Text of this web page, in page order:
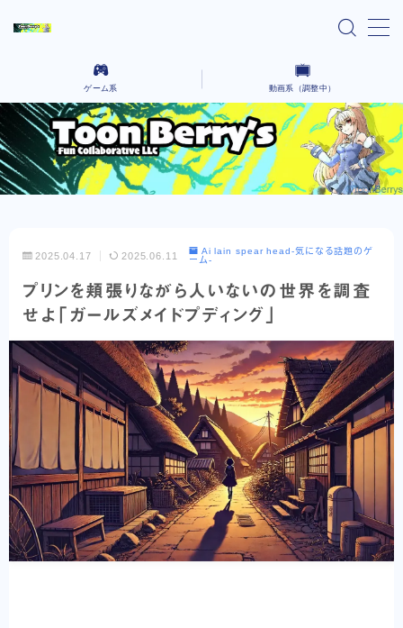
home
Ai lain spear head-気になる話題のゲーム- 気になるニュースや気になったYoutubeなどを語っていく場所です。
Black cafeーゲーム動画をコーヒーでも飲んで
コーヒーを飲みながら、さまざまなクリエイティブな作品を語るないようです。
お問い合わせ
Explore Our Indie Game Blog – English
Version
ゲーム系 動画系（調整中）
2025.04.17 2025.06.11
Ai lain spear head-気になる話題のゲ
ーム-
プリンを頬張りながら人いないの世界を調査
せよ「ガールズメイドプディング」